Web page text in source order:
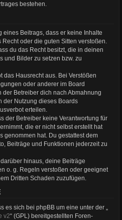
bestehen.
eines Beitrags, dass er keine Inhalte
oder die guten Sitten verstoßen.
du das Recht besitzt, die in deinen
und Bilder zu setzen bzw. zu
das Hausrecht aus. Bei Verstößen
oder anderer im Board
Betreiber dich nach Abmahnung
der Nutzung dieses Boards
erteilen.
der Betreiber keine Verantwortung für
die er nicht selbst erstellt hat
genommen hat. Du gestattest dem
Beiträge und Funktionen jederzeit zu
hinaus, deine Beiträge
o. g. Regeln verstoßen oder geeignet
Dritten Schaden zuzufügen.
es sich bei phpBB um eine unter der „
v2“ (GPL) bereitgestellten Foren-